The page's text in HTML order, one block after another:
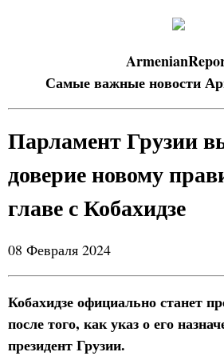
Самые важные новости
Парламент Грузии
доверие новому
главе с Кобахидзе
08 Февраля 2024
Кобахидзе официально станет
после того, как указ о его
президент Грузии.